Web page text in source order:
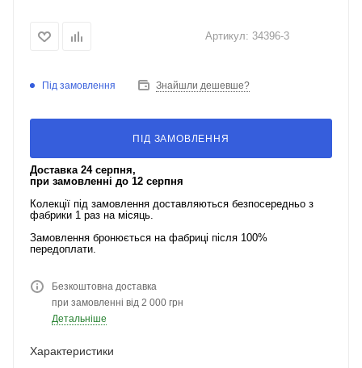
Артикул: 34396-3
Під замовлення Знайшли дешевше?
ПІД ЗАМОВЛЕННЯ
Доставка 24 серпня,
при замовленні до 12 серпня
Колекції під замовлення доставляються безпосередньо з
фабрики 1 раз на місяць.
Замовлення бронюється на фабриці після 100%
передоплати.
Безкоштовна доставка
при замовленні від 2 000 грн
Детальніше
Характеристики